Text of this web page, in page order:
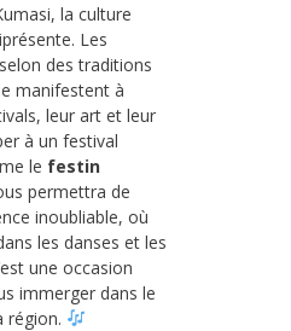
la culture
Les
des traditions
manifestent à
leur art et leur
à un festival
le festin
permettra de
inoubliable, où
les danses et les
une occasion
immerger dans le
région.